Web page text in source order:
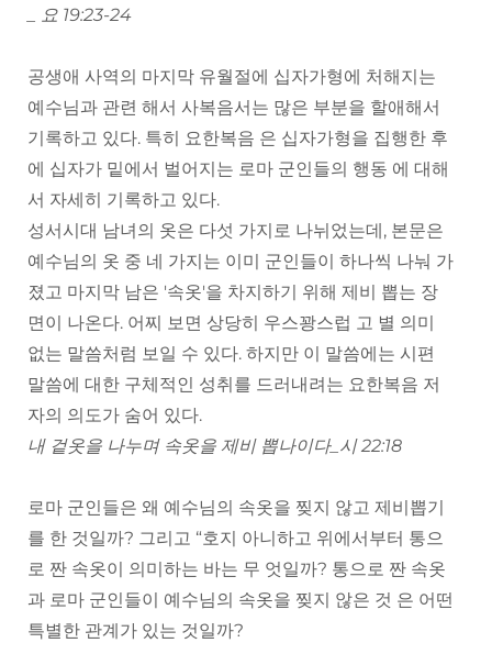
_ 요 19:23-24
공생애 사역의 마지막 유월절에 십자가형에 처해지는
예수님과 관련 해서 사복음서는 많은 부분을 할애해서
기록하고 있다. 특히 요한복음 은 십자가형을 집행한 후
에 십자가 밑에서 벌어지는 로마 군인들의 행동 에 대해
서 자세히 기록하고 있다.
성서시대 남녀의 옷은 다섯 가지로 나뉘었는데, 본문은
예수님의 옷 중 네 가지는 이미 군인들이 하나씩 나눠 가
졌고 마지막 남은 '속옷'을 차지하기 위해 제비 뽑는 장
면이 나온다. 어찌 보면 상당히 우스꽝스럽 고 별 의미
없는 말씀처럼 보일 수 있다. 하지만 이 말씀에는 시편
말씀에 대한 구체적인 성취를 드러내려는 요한복음 저
자의 의도가 숨어 있다.
내 겉옷을 나누며 속옷을 제비 뽑나이다_시 22:18
로마 군인들은 왜 예수님의 속옷을 찢지 않고 제비뽑기
를 한 것일까? 그리고 “호지 아니하고 위에서부터 통으
로 짠 속옷이 의미하는 바는 무 엇일까? 통으로 짠 속옷
과 로마 군인들이 예수님의 속옷을 찢지 않은 것 은 어떤
특별한 관계가 있는 것일까?